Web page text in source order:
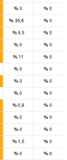
% 0 %0
% 25,6 %0
%4,5 %0
% 0 %0
%11 %0
% 0 %0
% 0 %0
% 0 %0
%0,9 %0
% 0 %0
% 0 %0
%1,5 %0
% 0 %0